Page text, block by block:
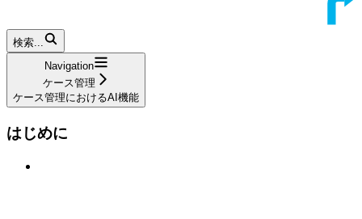
検索...
Navigation
ケース管理
ケース管理におけるAI機能
はじめに